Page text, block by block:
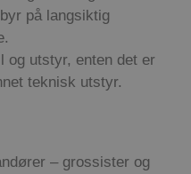
på langsiktig
og utstyr, enten det er
teknisk utstyr.
– grossister og